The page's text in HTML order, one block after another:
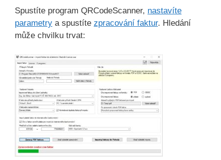
Spustíte program QRCodeScanner, nastavíte
parametry a spustíte zpracování faktur. Hledání
může chvilku trvat: